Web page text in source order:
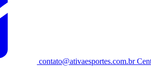
contato@ativaesportes.com.br